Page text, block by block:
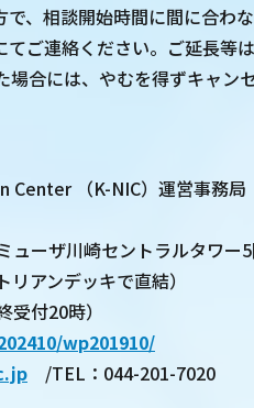
で、相談開始時間に間に合わ
ご連絡ください。ご延長等
場合には、やむを得ずキャン
Center （K-NIC）運営事務局
ューザ川崎セントラルタワー
リアンデッキで直結）
付20時）
wp201910/
/TEL：044-201-7020